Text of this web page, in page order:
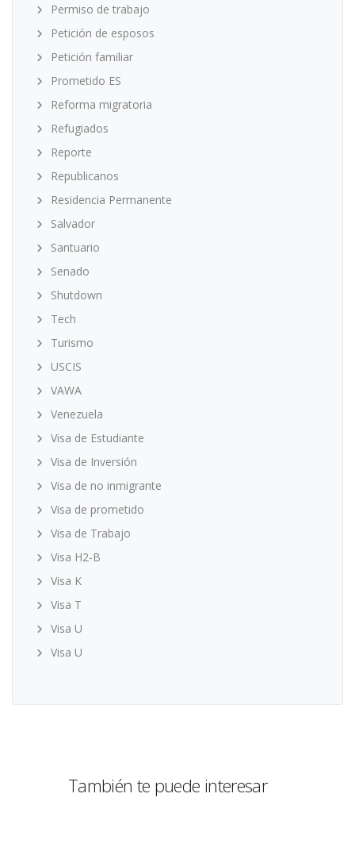
Permiso de trabajo
Petición de esposos
Petición familiar
Prometido ES
Reforma migratoria
Refugiados
Reporte
Republicanos
Residencia Permanente
Salvador
Santuario
Senado
Shutdown
Tech
Turismo
USCIS
VAWA
Venezuela
Visa de Estudiante
Visa de Inversión
Visa de no inmigrante
Visa de prometido
Visa de Trabajo
Visa H2-B
Visa K
Visa T
Visa U
Visa U
También te puede interesar